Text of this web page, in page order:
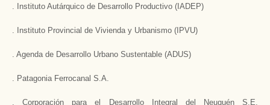
. Instituto Autárquico de Desarrollo Productivo (IADEP)
. Instituto Provincial de Vivienda y Urbanismo (IPVU)
. Agenda de Desarrollo Urbano Sustentable (ADUS)
. Patagonia Ferrocanal S.A.
. Corporación para el Desarrollo Integral del Neuquén S.E.